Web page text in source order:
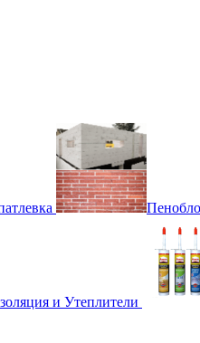
и Утеплители